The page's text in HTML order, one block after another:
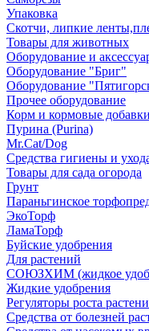
Упаковка
Скотчи, липкие
Товары для животных
Оборудование и
Оборудование "Бриг"
Оборудование
Прочее оборудование
Корм и кормовые
Пурина (Purina)
Mr.Cat/Dog
Средства гигиены и
Товары для сада огорода
Грунт
Параньгинское
ЭкоТорф
ЛамаТорф
Буйские удобрения
Для растений
СОЮЗХИМ (жидкое
Жидкие удобрения
Регуляторы роста
Средства от болезней